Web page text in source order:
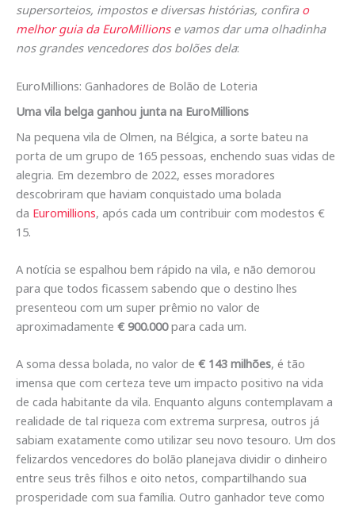
supersorteios, impostos e diversas histórias, confira o
melhor guia da EuroMillionse vamos dar uma olhadinha
nos grandes vencedores dos bolões dela:
EuroMillions: Ganhadores de Bolão de Loteria
Uma vila belga ganhou junta na EuroMillions
Na pequena vila de Olmen, na Bélgica, a sorte bateu na
porta de um grupo de 165 pessoas, enchendo suas vidas de
alegria. Em dezembro de 2022, esses moradores
descobriram que haviam conquistado uma bolada
da Euromillions, após cada um contribuir com modestos €
15.
A notícia se espalhou bem rápido na vila, e não demorou
para que todos ficassem sabendo que o destino lhes
presenteou com um super prêmio no valor de
aproximadamente € 900.000para cada um.
A soma dessa bolada, no valor de € 143 milhões, é tão
imensa que com certeza teve um impacto positivo na vida
de cada habitante da vila. Enquanto alguns contemplavam a
realidade de tal riqueza com extrema surpresa, outros já
sabiam exatamente como utilizar seu novo tesouro. Um dos
felizardos vencedores do bolão planejava dividir o dinheiro
entre seus três filhos e oito netos, compartilhando sua
prosperidade com sua família. Outro ganhador teve como